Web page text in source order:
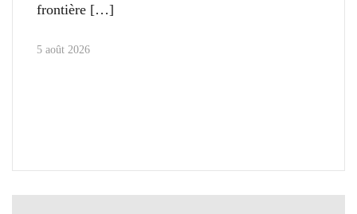
frontière
5 août 2026